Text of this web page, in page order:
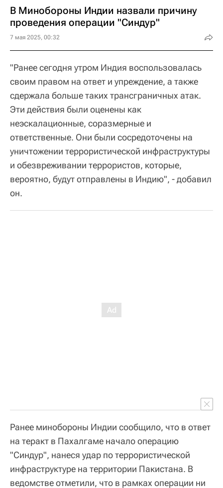
В Минобороны Индии назвали причину
проведения операции "Синдур"
7 мая 2025, 00:32
"Ранее сегодня утром Индия воспользовалась
своим правом на ответ и упреждение, а также
сдержала больше таких трансграничных атак.
Эти действия были оценены как
неэскалационные, соразмерные и
ответственные. Они были сосредоточены на
уничтожении террористической инфраструктуры
и обезвреживании террористов, которые,
вероятно, будут отправлены в Индию", - добавил
он.
Ранее минобороны Индии сообщило, что в ответ
на теракт в Пахалгаме начало операцию
"Синдур", нанеся удар по террористической
инфраструктуре на территории Пакистана. В
ведомстве отметили, что в рамках операции ни